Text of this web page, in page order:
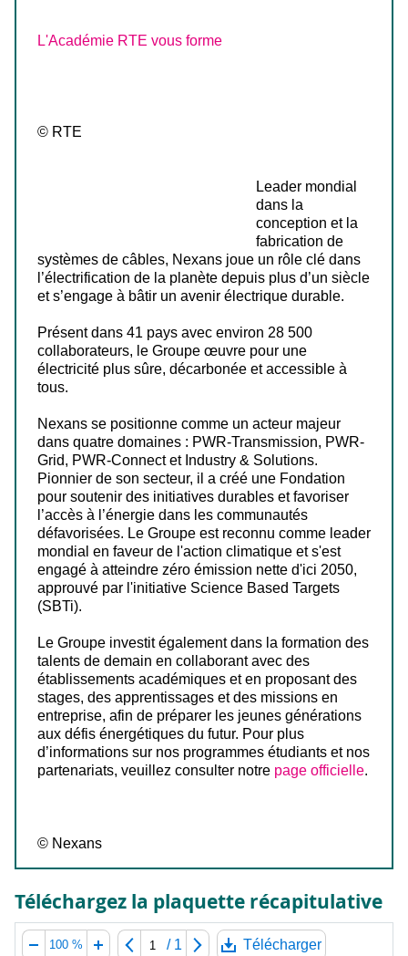
L'Académie RTE vous forme
© RTE
Leader mondial
dans la
conception et la
fabrication de
systèmes de câbles, Nexans joue un rôle clé dans
l’électrification de la planète depuis plus d’un siècle
et s’engage à bâtir un avenir électrique durable.
Présent dans 41 pays avec environ 28 500
collaborateurs, le Groupe œuvre pour une
électricité plus sûre, décarbonée et accessible à
tous.
Nexans se positionne comme un acteur majeur
dans quatre domaines : PWR-Transmission, PWR-
Grid, PWR-Connect et Industry & Solutions.
Pionnier de son secteur, il a créé une Fondation
pour soutenir des initiatives durables et favoriser
l’accès à l’énergie dans les communautés
défavorisées. Le Groupe est reconnu comme leader
mondial en faveur de l'action climatique et s'est
engagé à atteindre zéro émission nette d'ici 2050,
approuvé par l'initiative Science Based Targets
(SBTi).
Le Groupe investit également dans la formation des
talents de demain en collaborant avec des
établissements académiques et en proposant des
stages, des apprentissages et des missions en
entreprise, afin de préparer les jeunes générations
aux défis énergétiques du futur. Pour plus
d’informations sur nos programmes étudiants et nos
partenariats, veuillez consulter notre page officielle.
© Nexans
Téléchargez la plaquette récapitulative
100 % / 1 Télécharger